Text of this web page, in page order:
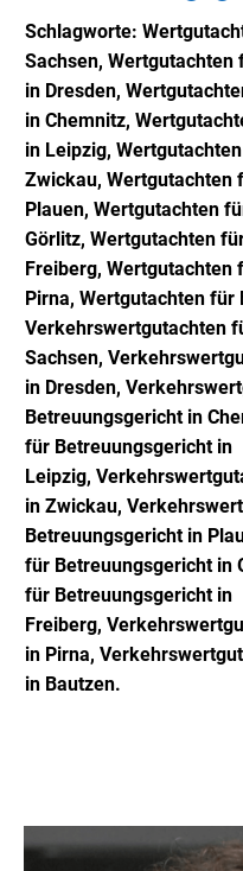
Schlagworte:
Sachsen, Wertgutachten
in Dresden,
in Chemnitz,
in Leipzig,
Zwickau, Wertgutachten
Plauen, Wertgutachten
Görlitz, Wertgutachten
Freiberg, Wertgutachten
Pirna, Wertgutachten für
Verkehrswertgutachten
Sachsen, Verkehrsw
in Dresden, Verkehrsw
Betreuungsgericht in
für Betreuungsgericht in
Leipzig, Verkehrsw
in Zwickau, Verkehrsw
Betreuungsgericht in
für Betreuungsgericht in
für Betreuungsgericht in
Freiberg, Verkehrsw
in Pirna, Verkehrsw
in Bautzen.